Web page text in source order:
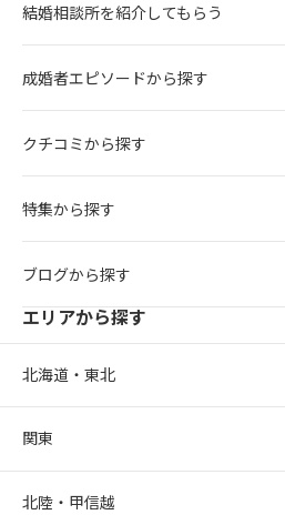
結婚相談所を紹介してもらう
成婚者エピソードから探す
クチコミから探す
特集から探す
ブログから探す
エリアから探す
北海道・東北
関東
北陸・甲信越